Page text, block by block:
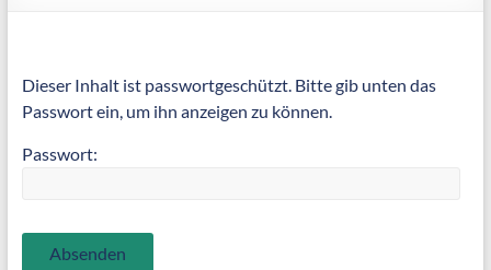
Dieser Inhalt ist passwortgeschützt. Bitte gib unten das
Passwort ein, um ihn anzeigen zu können.
Passwort: